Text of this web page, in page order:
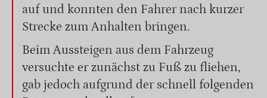
auf und konnten den Fahrer nach kurzer
Strecke zum Anhalten bringen.
Beim Aussteigen aus dem Fahrzeug
versuchte er zunächst zu Fuß zu fliehen,
gab jedoch aufgrund der schnell folgenden